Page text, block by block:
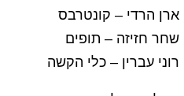
ארן הרדי – קונטרבס
שחר חזיזה – תופים
רוני עברין – כלי הקשה